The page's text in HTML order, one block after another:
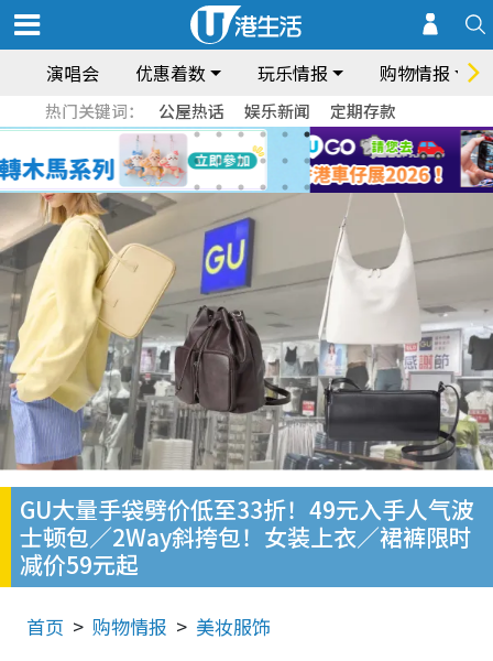
演唱会 优惠着数 玩乐情报 购物情报
热门关键词： 公屋热话 娱乐新闻 定期存款
GU大量手袋劈价低至33折！49元入手人气波
士顿包／2Way斜挎包！女装上衣／裙裤限时
减价59元起
首页 购物情报 美妆服饰